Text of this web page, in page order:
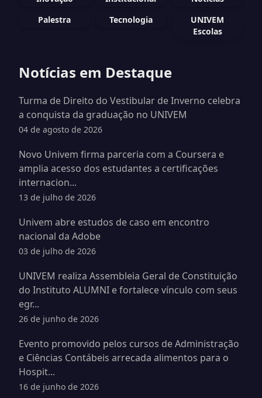
Palestra
Tecnologia
UNIVEM
Escolas
Notícias em Destaque
Turma de Direito do Vestibular de Inverno celebra
a conquista da graduação no UNIVEM
04 de agosto de 2026
Novo Univem firma parceria com a Coursera e
amplia acesso dos estudantes a certificações
internacion...
13 de julho de 2026
Univem abre estudos de caso em encontro
nacional da Adobe
03 de julho de 2026
UNIVEM realiza Assembleia Geral de Constituição
do Instituto ALUMNI e fortalece vínculo com seus
egr...
26 de junho de 2026
Evento promovido pelos cursos de Administração
e Ciências Contábeis arrecada alimentos para o
Hospit...
16 de junho de 2026